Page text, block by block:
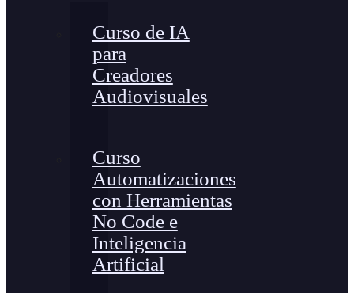
Curso de IA
para
Creadores
Audiovisuales
Curso
Automatizaciones
con Herramientas
No Code e
Inteligencia
Artificial